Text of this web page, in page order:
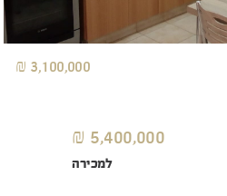
3,100,000 ₪
5,400,000 ₪
למכירה